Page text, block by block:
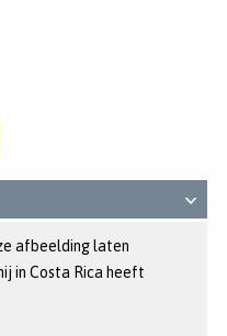
afbeelding laten
in Costa Rica heeft